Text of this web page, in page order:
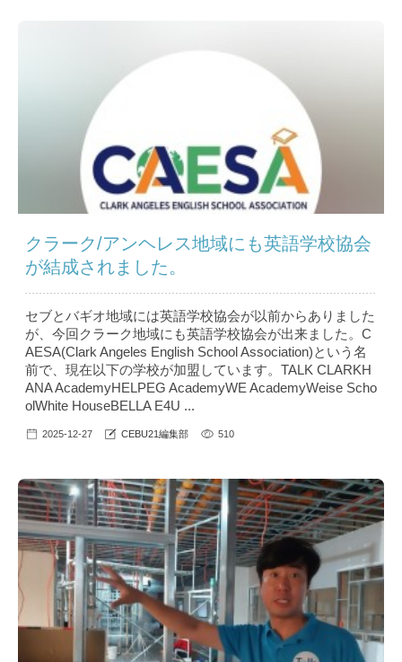
クラーク/アンヘレス地域にも英語学校協会
が結成されました。
セブとバギオ地域には英語学校協会が以前からありました
が、今回クラーク地域にも英語学校協会が出来ました。C
AESA(Clark Angeles English School Association)という名
前で、現在以下の学校が加盟しています。TALK CLARKH
ANA AcademyHELPEG AcademyWE AcademyWeise Scho
olWhite HouseBELLA E4U ...
2025-12-27 CEBU21編集部 510